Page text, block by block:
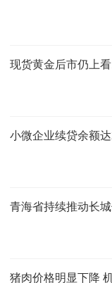
现货黄金后市仍上
小微企业续贷余额
青海省持续推动长
猪肉价格明显下降